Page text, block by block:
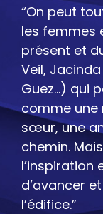
“On peut
les femmes
présent et
Veil,
Guez…) qui
comme une
sœur, une
chemin.
l’inspiration
d’avancer
l’édifice.”